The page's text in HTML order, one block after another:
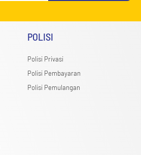
POLISI
Polisi Privasi
Polisi Pembayaran
Polisi Pemulangan